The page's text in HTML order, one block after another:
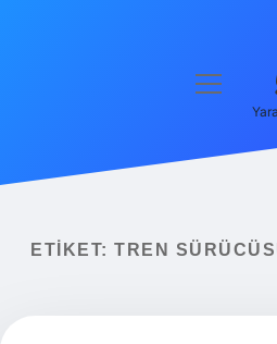
Yasal Uyarı
menüyü
ETIKET: TREN